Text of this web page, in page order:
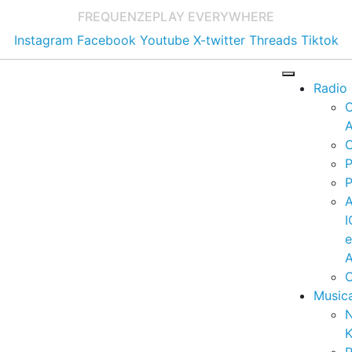
FREQUENZEPLAY EVERYWHERE
Instagram Facebook Youtube X-twitter Threads Tiktok
Radio
e